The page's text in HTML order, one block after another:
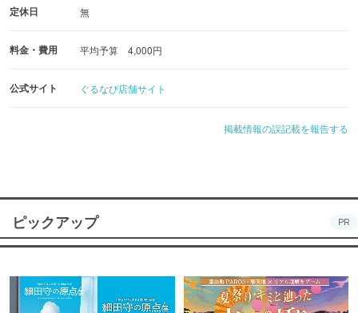
定休日 無
料金・費用 平均予算 4,000円
公式サイト ぐるなび店舗サイト
掲載情報の誤記載を報告する
ピックアップ PR